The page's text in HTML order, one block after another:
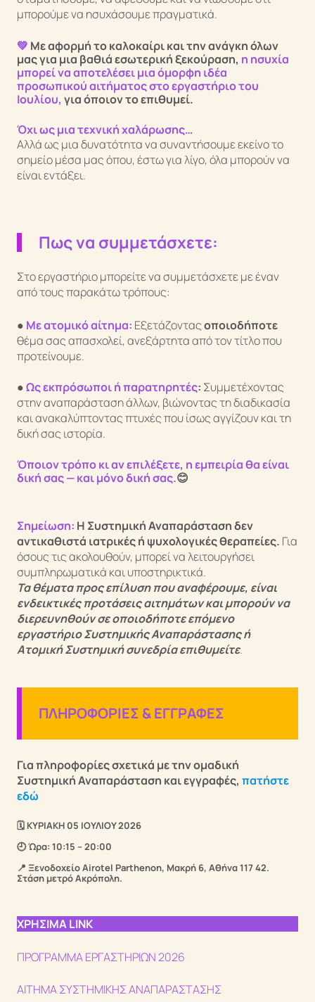
μπορούμε να ησυχάσουμε πραγματικά.
💚 Με αφορμή το καλοκαίρι και την ανάγκη όλων
μας για μια βαθιά εσωτερική ξεκούραση, η ησυχία
μπορεί να αποτελέσει μια όμορφη ιδέα
προσωπικού αιτήματος στο εργαστήριο του
Ιουλίου,για όποιον το επιθυμεί.
Όχι ως μια τεχνική χαλάρωσης…
Αλλά ως μια δυνατότητα να συναντήσουμε εκείνο το
σημείο μέσα μας όπου, έστω για λίγο, όλα μπορούν να
είναι εντάξει.
Πως να συμμετάσχετε:
Στο εργαστήριο μπορείτε να συμμετάσχετε με έναν
από τους παρακάτω τρόπους:
● Με ατομικό αίτημα: Εξετάζονταςοποιοδήποτε
θέμα σας απασχολεί, ανεξάρτητα από τον τίτλο που
προτείνουμε.
●Ως εκπρόσωποι ή παρατηρητές: Συμμετέχοντας
στην αναπαράσταση άλλων, βιώνοντας τη διαδικασία
και ανακαλύπτοντας πτυχές που ίσως αγγίζουν και τη
δική σας ιστορία.
Όποιον τρόπο κι αν επιλέξετε, η εμπειρία θα είναι
δική σας — και μόνο δική σας.😊
Σημείωση: Η Συστημική Αναπαράσταση δεν
αντικαθιστά ιατρικές ή ψυχολογικές θεραπείες. Για
όσους τις ακολουθούν, μπορεί να λειτουργήσει
συμπληρωματικά και υποστηρικτικά.
Τα θέματα προς επίλυση που αναφέρουμε, είναι
ενδεικτικές προτάσεις αιτημάτων και μπορούν να
διερευνηθούν σε οποιοδήποτε επόμενο
εργαστήριο Συστημικής Αναπαράστασης ή
Ατομική Συστημική συνεδρία επιθυμείτε.
ΠΛΗΡΟΦΟΡΙΕΣ & ΕΓΓΡΑΦΕΣ
Για πληροφορίες σχετικά με την ομαδική
Συστημική Αναπαράσταση και εγγραφές,πατήστε
εδώ
🗓️ ΚΥΡΙΑΚΗ 05 ΙΟΥΛΙΟΥ 2026
🕘 Ώρα: 10:15 – 20:00
📍 Ξενοδοχείο Airotel Parthenon, Μακρή 6, Αθήνα 117 42.
Στάση μετρό Ακρόπολη.
ΧΡΗΣΙΜΑ LINK
ΠΡΟΓΡΑΜΜΑ ΕΡΓΑΣΤΗΡΙΩΝ 2026
ΑΙΤΗΜΑ ΣΥΣΤΗΜΙΚΗΣ ΑΝΑΠΑΡΑΣΤΑΣΗΣ